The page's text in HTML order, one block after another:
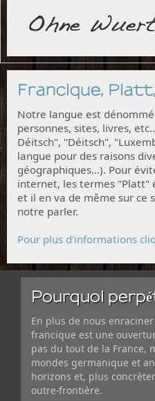
Francique, Platt,
Notre langue est
personnes, sites, livres,
Déitsch", "Déitsch",
langue pour des raisons
géographiques...). Pour
internet, les termes "Platt"
et il en va de même sur ce
notre parler.
Pour plus d'informations
Pourquoi
En plus de nous
francique est une
pas du tout de la France,
mondes germanique et
horizons et, plus
outre-frontière.